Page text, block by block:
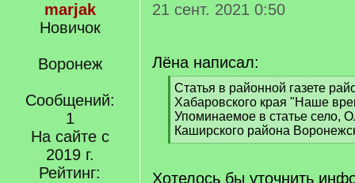
marjak
Новичок
Воронеж
Сообщений:
1
На сайте с
2019 г.
Рейтинг:
21 сент. 2021 0:50
Лёна написал:
[
q
]
Статья в районной газете
Хабаровского края "Наше
Упоминаемое в статье село,
Каширского района
[
q
Хотелось бы уточнить